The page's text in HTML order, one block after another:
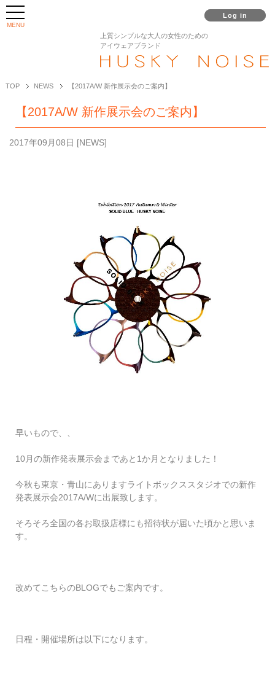
Log in
MENU
上質シンプルな大人の女性のための
アイウェアブランド
TOP NEWS 【2017A/W 新作展示会のご案内】
【2017A/W 新作展示会のご案内】
2017年09月08日 [NEWS]
早いもので、、
10月の新作発表展示会まであと1か月となりました！
今秋も東京・青山にありますライトボックススタジオでの新作
発表展示会2017A/Wに出展致します。
そろそろ全国の各お取扱店様にも招待状が届いた頃かと思いま
す。
改めてこちらのBLOGでもご案内です。
日程・開催場所は以下になります。